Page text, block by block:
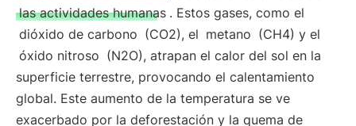
las actividades humanas . Estos gases, como el
dióxido de carbono (CO2), el metano (CH4) y el
óxido nitroso (N2O), atrapan el calor del sol en la
superficie terrestre, provocando el calentamiento
global. Este aumento de la temperatura se ve
exacerbado por la deforestación y la quema de